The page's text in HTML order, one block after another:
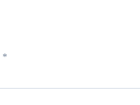
*